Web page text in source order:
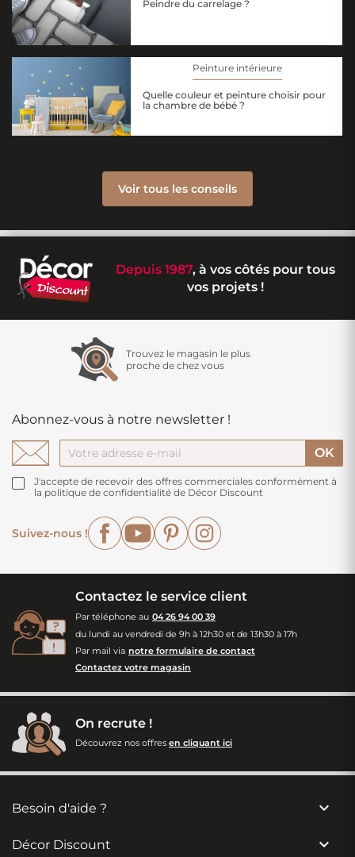
Peindre du carrelage ?
Peinture intérieure
Quelle couleur et peinture choisir pour
la chambre de bébé ?
Voir tous les conseils
Depuis 1987, à vos côtés pour tous
vos projets !
Trouvez le magasin le plus
proche de chez vous
Abonnez-vous à notre newsletter !
J'accepte de recevoir des offres commerciales conformément à
la politique de confidentialité de Décor Discount
Suivez-nous !
FacebookYouTubePinterest
Contactez le service client
Par téléphone au 04 26 94 00 39
du lundi au vendredi de 9h à 12h30 et de 13h30 à 17h
Par mail via notre formulaire de contact
Contactez votre magasin
On recrute !
Découvrez nos offres en cliquant ici
Besoin d'aide ? 
Décor Discount 